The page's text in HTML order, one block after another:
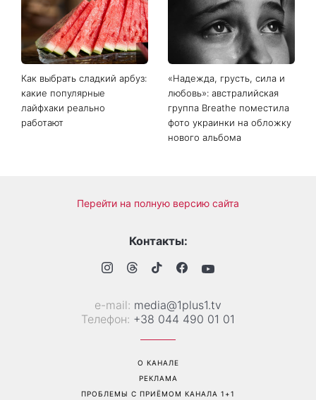
Как выбрать сладкий арбуз:
какие популярные
лайфхаки реально
работают
«Надежда, грусть, сила и
любовь»: австралийская
группа Breathe поместила
фото украинки на обложку
нового альбома
Перейти на полную версию сайта
Контакты:
е-mail: media@1plus1.tv
Телефон: +38 044 490 01 01
О КАНАЛЕ
РЕКЛАМА
ПРОБЛЕМЫ С ПРИЁМОМ КАНАЛА 1+1